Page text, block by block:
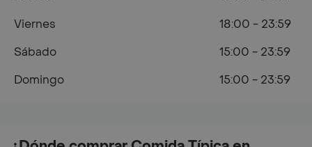
Viernes
18:00 - 23:59
Sábado
15:00 - 23:59
Domingo
15:00 - 23:59